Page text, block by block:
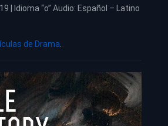
| Idioma “o” Audio: Español – Latino
de Drama